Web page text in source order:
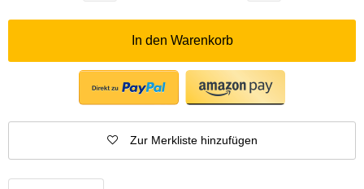
In den Warenkorb
Zur Merkliste hinzufügen